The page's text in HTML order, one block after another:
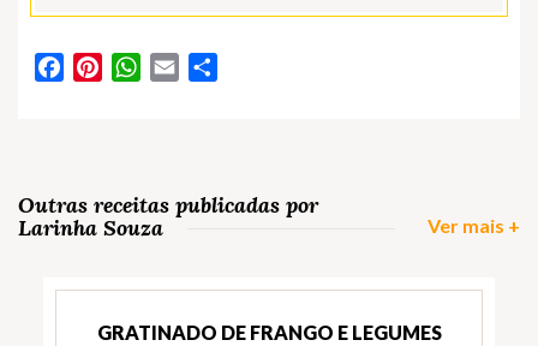
FacebookPinterestWhatsApp
Email
Outras receitas publicadas por
Larinha Souza
Ver mais +
GRATINADO DE FRANGO E LEGUMES